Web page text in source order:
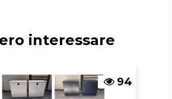
1001588
interessare
94